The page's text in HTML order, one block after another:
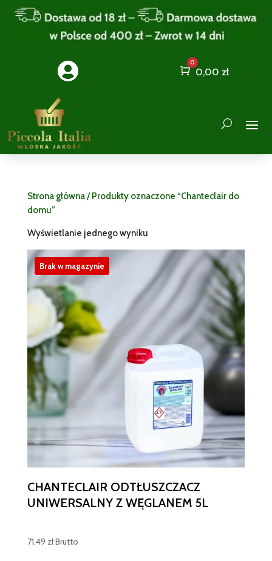
 Cart
0
0,00 zł
Strona główna/ Produkty oznaczone “Chanteclair do
domu”
Wyświetlanie jednego wyniku
CHANTECLAIR ODTŁUSZCZACZ
UNIWERSALNY Z WĘGLANEM 5L
71,49 złBrutto
Brak w magazynie